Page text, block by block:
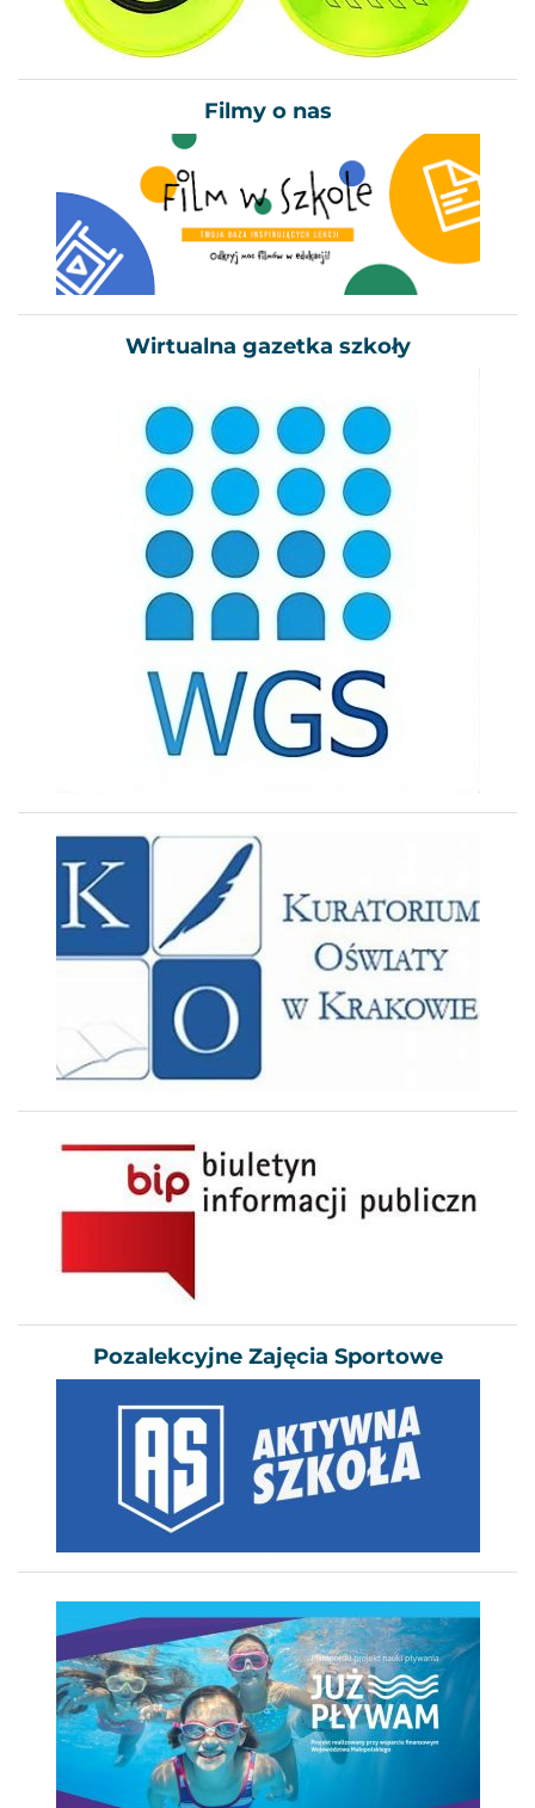
Filmy o nas
Wirtualna gazetka szkoły
Pozalekcyjne Zajęcia Sportowe